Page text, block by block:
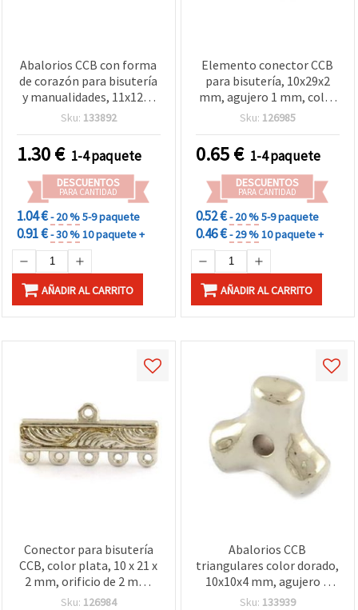
Abalorios CCB con forma
de corazón para bisutería
y manualidades, 11x12x5
mm, agujero de 1 mm,
Sku: 133892
1.30€ 1-4 paquete
DESCUENTOS
PARA CANTIDAD
1.04 €- 20 %5-9 paquete
0.91 €- 30 %10 paquete +
AÑADIR AL CARRITO
Elemento conector CCB
para bisutería, 10x29x2
mm, agujero 1 mm, color
plata, 7 g – Paquete de 20
Sku: 126985
0.65€ 1-4 paquete
DESCUENTOS
PARA CANTIDAD
0.52 €- 20 %5-9 paquete
0.46 €- 29 %10 paquete +
AÑADIR AL CARRITO
Conector para bisutería
CCB, color plata, 10 x 21 x
2 mm, orificio de 2 mm,
pack 5 g / 20 uds – para
Sku: 126984
Abalorios CCB
triangulares color dorado,
10x10x4 mm, agujero 2
mm, 10 g (~50 uds) –
Sku: 133939